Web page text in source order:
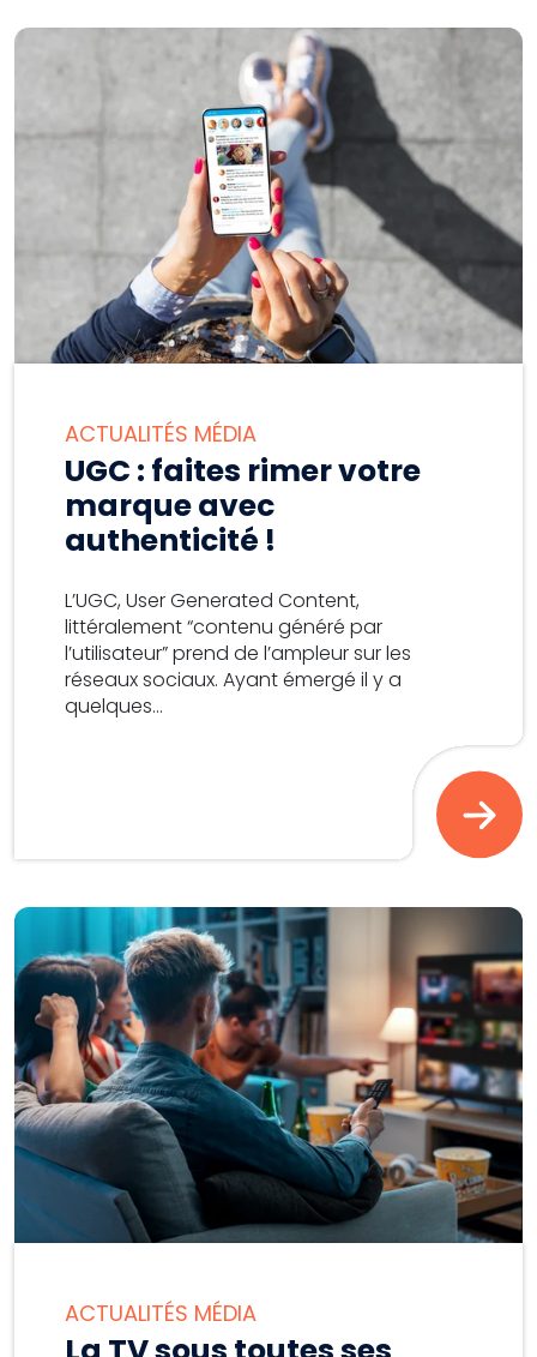
ACTUALITÉS MÉDIA
UGC : faites rimer votre
marque avec
authenticité !
L’UGC, User Generated Content,
littéralement “contenu généré par
l’utilisateur” prend de l’ampleur sur les
réseaux sociaux. Ayant émergé il y a
quelques...
ACTUALITÉS MÉDIA